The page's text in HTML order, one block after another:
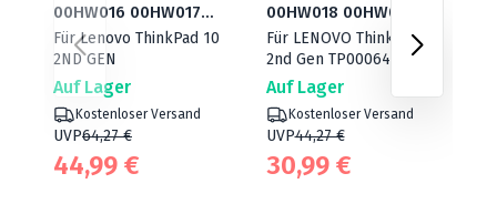
00HW016 00HW017
00HW018 00HW019
SB10F46455
SB10F46456
SB10F46457
Für Lenovo ThinkPad 10
2ND GEN
Auf Lager
Kostenloser Versand
UVP64,27 €
44,99 €
00HW018 00HW017
00HW016
Für LENOVO ThinkPad 10
2nd Gen TP00064B
Auf Lager
Kostenloser Versand
UVP44,27 €
30,99 €